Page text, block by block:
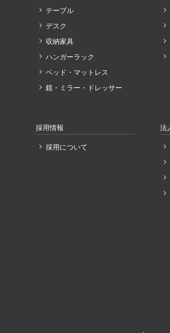
テーブル
デスク
収納家具
ハンガーラック
ベッド・マットレス
鏡・ミラー・ドレッサー
採用情報
採用について
法